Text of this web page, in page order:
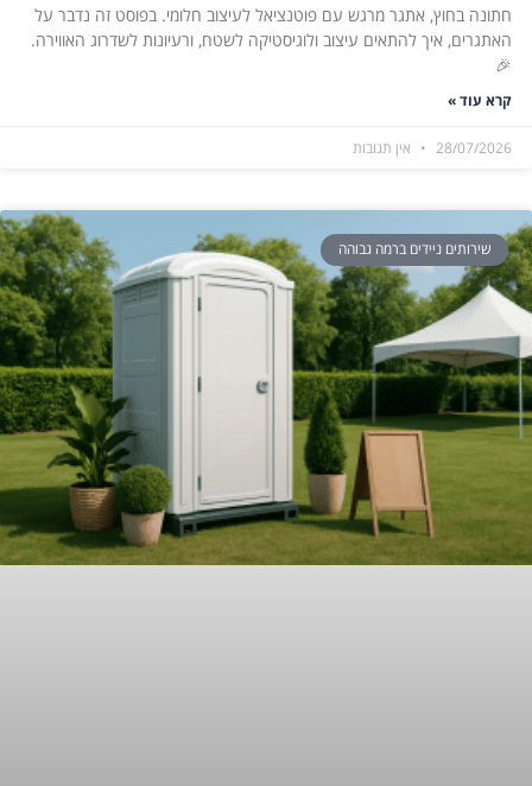
חתונה בחוץ, אתגר מרגש עם פוטנציאל לעיצוב חלומי. בפוסט זה נדבר על
האתגרים, איך להתאים עיצוב ולוגיסטיקה לשטח, ורעיונות לשדרוג האווירה.
🎉
קרא עוד »
28/07/2026 אין תגובות
שירותים ניידים ברמה גבוהה